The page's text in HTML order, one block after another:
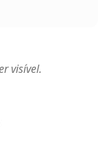
visível.